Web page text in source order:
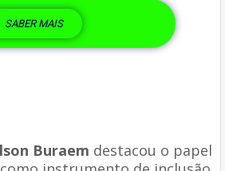
SABER MAIS
Buraem destacou o papel